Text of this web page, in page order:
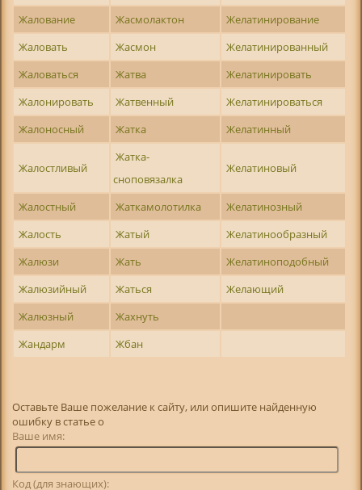
Жалование
Жасмолактон
Желатинирование
Жаловать
Жасмон
Желатинированный
Жаловаться
Жатва
Желатинировать
Жалонировать
Жатвенный
Желатинироваться
Жалоносный
Жатка Желатинный
Жалостливый
Жатка-
сноповязалка
Желатиновый
Жалостный Жаткамолотилка
Желатинозный
Жалость
Жатый
Желатинообразный
Жалюзи
Жать
Желатиноподобный
Жалюзийный
Жаться
Желающий
Жалюзный
Жахнуть
Жандарм
Жбан
Оставьте Ваше пожелание к сайту, или опишите найденную
ошибку в статье о
Ваше имя:
Код (для знающих):